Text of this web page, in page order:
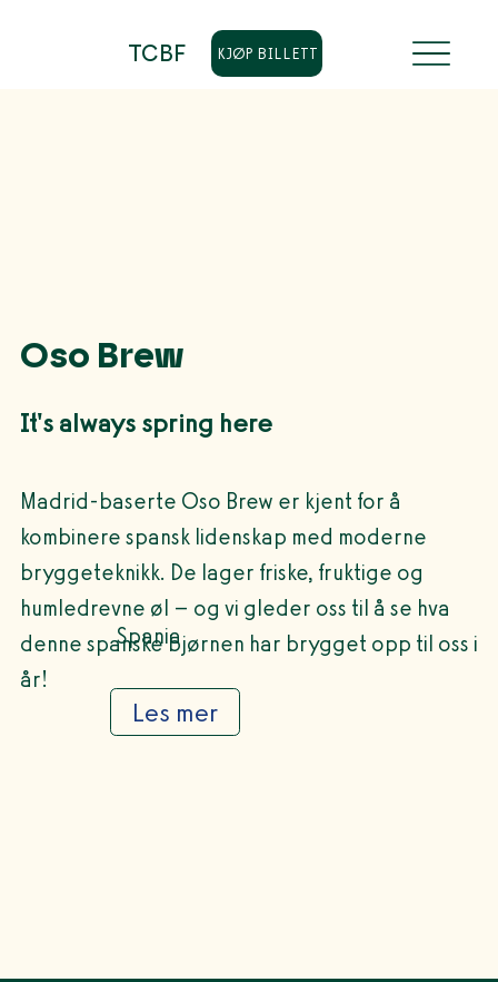
TCBF KJØP BILLETT
Oso Brew
It's always spring here
Madrid-baserte Oso Brew er kjent for å
kombinere spansk lidenskap med moderne
bryggeteknikk. De lager friske, fruktige og
humledrevne øl – og vi gleder oss til å se hva
denne spanske bjørnen har brygget opp til oss i
år!
Spania
Les mer